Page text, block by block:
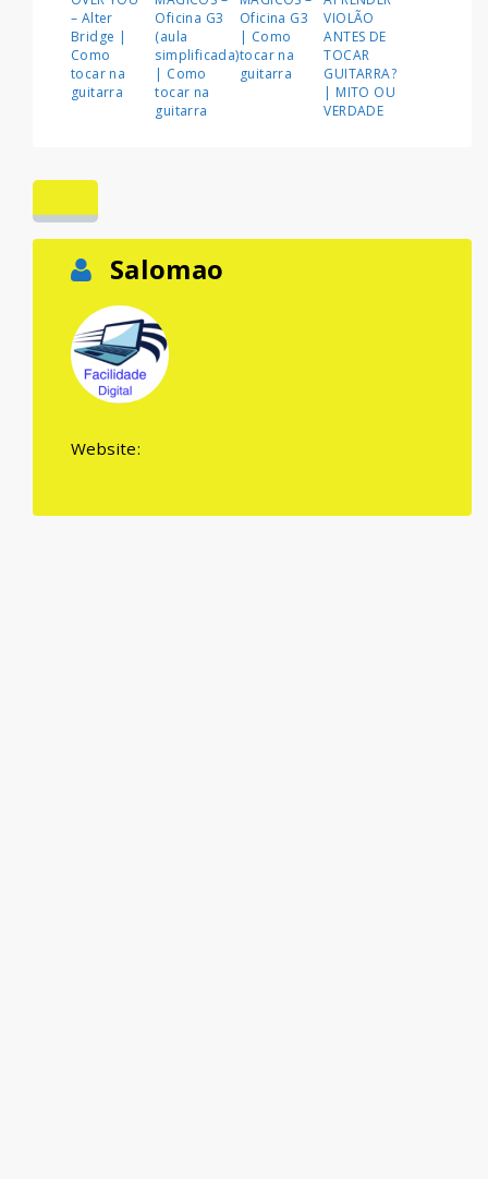
– Alter
Bridge |
Como
tocar na
guitarra
Oficina G3
(aula
simplificada)
| Como
tocar na
guitarra
Oficina G3
| Como
tocar na
guitarra
VIOLÃO
ANTES DE
TOCAR
GUITARRA?
| MITO OU
VERDADE
Salomao
Website: